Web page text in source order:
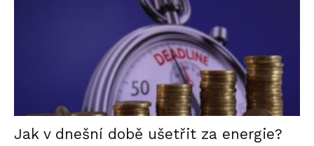
Jak v dnešní době ušetřit za energie?